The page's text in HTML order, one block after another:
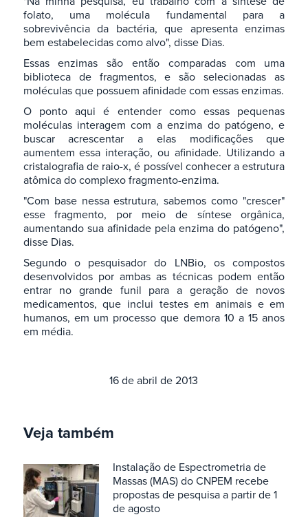
folato, uma molécula fundamental para a
sobrevivência da bactéria, que apresenta enzimas
bem estabelecidas como alvo", disse Dias.
Essas enzimas são então comparadas com uma
biblioteca de fragmentos, e são selecionadas as
moléculas que possuem afinidade com essas enzimas.
O ponto aqui é entender como essas pequenas
moléculas interagem com a enzima do patógeno, e
buscar acrescentar a elas modificações que
aumentem essa interação, ou afinidade. Utilizando a
cristalografia de raio-x, é possível conhecer a estrutura
atômica do complexo fragmento-enzima.
"Com base nessa estrutura, sabemos como "crescer"
esse fragmento, por meio de síntese orgânica,
aumentando sua afinidade pela enzima do patógeno",
disse Dias.
Segundo o pesquisador do LNBio, os compostos
desenvolvidos por ambas as técnicas podem então
entrar no grande funil para a geração de novos
medicamentos, que inclui testes em animais e em
humanos, em um processo que demora 10 a 15 anos
em média.
16 de abril de 2013
Veja também
Instalação de Espectrometria de
Massas (MAS) do CNPEM recebe
propostas de pesquisa a partir de 1
de agosto